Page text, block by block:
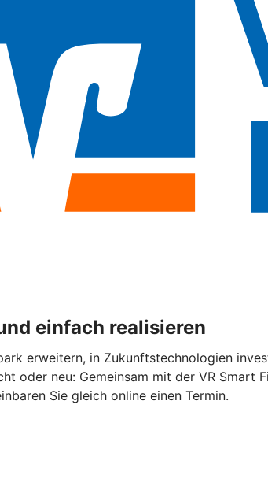
einfach realisieren
erweitern, in Zukunftstechnologien
oder neu: Gemeinsam mit der VR Smart
Sie gleich online einen Termin.